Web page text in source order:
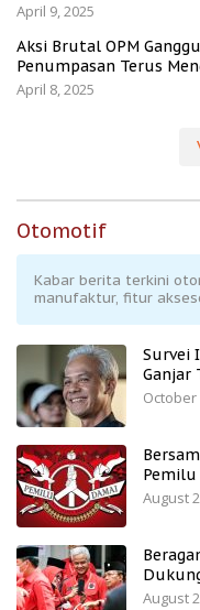
April 9, 2025
Aksi Brutal OPM
Penumpasan Terus
April 8, 2025
Otomotif
Kabar berita terkini
manufaktur, fitur
Survei
Ganjar
October
Pemilu
August
August